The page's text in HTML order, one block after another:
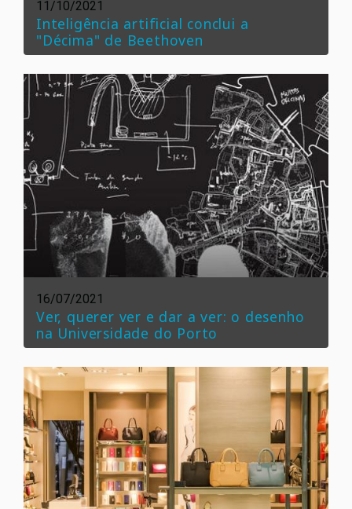
11/10/2021
Inteligência artificial conclui a
"Décima" de Beethoven
16/07/2021
Ver, querer ver e dar a ver: o desenho
na Universidade do Porto